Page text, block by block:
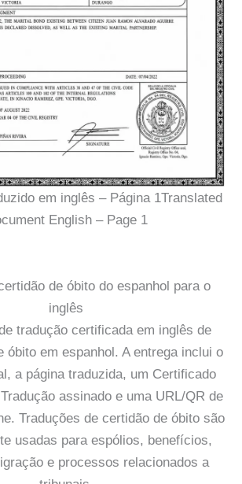
em inglês – Página 1Translated
English – Page 1
de óbito do espanhol para o
inglês
tradução certificada em inglês de
óbito em espanhol. A entrega inclui o
a página traduzida, um Certificado
assinado e uma URL/QR de
Traduções de certidão de óbito são
usadas para espólios, benefícios,
e processos relacionados a